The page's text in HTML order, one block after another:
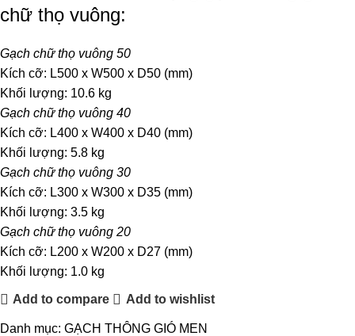
chữ thọ vuông:
Gạch chữ thọ vuông 50
Kích cỡ: L500 x W500 x D50 (mm)
Khối lượng: 10.6 kg
Gạch chữ thọ vuông 40
Kích cỡ: L400 x W400 x D40 (mm)
Khối lượng: 5.8 kg
Gạch chữ thọ vuông 30
Kích cỡ: L300 x W300 x D35 (mm)
Khối lượng: 3.5 kg
Gạch chữ thọ vuông 20
Kích cỡ: L200 x W200 x D27 (mm)
Khối lượng: 1.0 kg
Add to compare Add to wishlist
Danh mục: GẠCH THÔNG GIÓ MEN